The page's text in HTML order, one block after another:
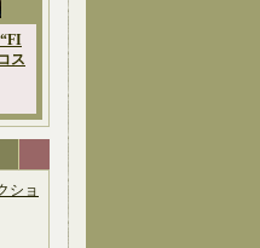
ス
ショ